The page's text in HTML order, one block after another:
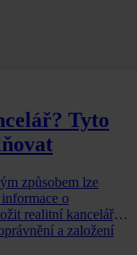
Tyto
způsobem lze
o
realitní kancelář,
a založení